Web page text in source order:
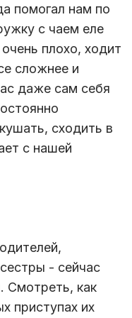
помогал нам по
с чаем еле
плохо, ходит
сложнее и
даже сам себя
сходить в
с нашей
- сейчас
Смотреть, как
приступах их